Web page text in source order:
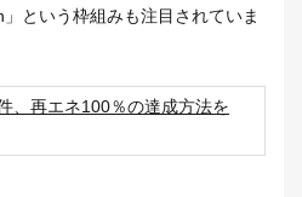
」という枠組みも注目されていま
、再エネ100％の達成方法を